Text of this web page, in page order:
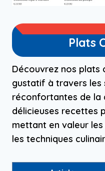
Plats
Découvrez nos plats
gustatif à travers les
réconfortantes de la
délicieuses recettes
mettant en valeur
les techniques